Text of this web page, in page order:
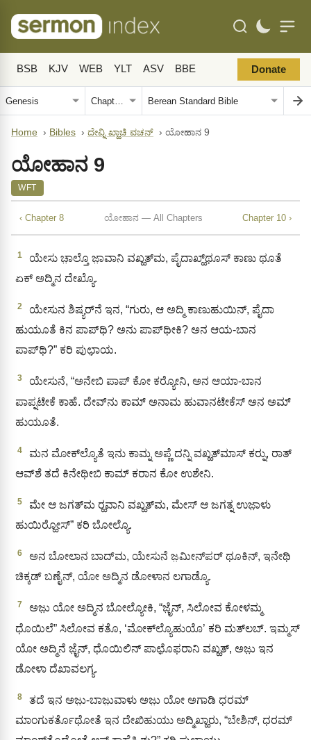
BSB KJV WEB YLT ASV BBE Donate
Home › Bibles › ದೇವ್ನಿ ಖ್ಹಾಚಿ ವಚನ್ › ಯೋಹಾನ 9
ಯೋಹಾನ 9
WFT
‹ Chapter 8 ಯೋಹಾನ — All Chapters Chapter 10 ›
1
ಯೇಸು ಚಾ಼ಲ್ತೊ ಜಾ಼ವಾನಿ ವಖ್ಹತ್‌ಮ, ಪೈದಾಖ್ಹ್‌ಥೂಸ್‌ ಕಾಣು ಥೂತೆ
ಏಕ್‌ ಅದ್ಮಿನ ದೇಖ್ಯೊ.
2
ಯೇಸುನ ಶಿಷ್ಯರ್‌ನೆ ಇನ, “ಗುರು, ಆ ಅದ್ಮಿ ಕಾಣುಹುಯಿನ್‌, ಪೈದಾ
ಹುಯೂತೆ ಕಿನ ಪಾಪ್‌ಥಿ? ಅನು ಪಾಪ್‌ಥೀಕಿ? ಅನ ಆಯ-ಬಾನ
ಪಾಪ್‌ಥಿ?” ಕರಿ ಪುಛಾ಼ಯ.
3
ಯೇಸುನೆ, “ಅನೇಬಿ ಪಾಪ್ ಕೋ ಕರ‍್ಯೋನಿ, ಅನ ಆಯಾ-ಬಾನ
ಪಾಪ್ನಟೇಕೆ ಕಾಹೆ. ದೇವ್‌ನು ಕಾಮ್ ಅನಾಮ ಹುವಾನಟೇಕೆಸ್‌ ಅನ ಅಮ್
ಹುಯೂತೆ.
4
ಮನ ಮೋಕ್‌ಲ್ಯೊತೆ ಇನು ಕಾಮ್ನ ಅಪ್ಣೆ ದನ್ನಿ ವಖ್ಹತ್‌ಮಾಸ್‌ ಕರ‍್ನು, ರಾತ್‌
ಆವ್‌ಶೆ ತದೆ ಕಿನೇಥೀಬಿ ಕಾಮ್ ಕರಾನ ಕೋ ಉಶೇನಿ.
5
ಮೇ ಆ ಜಗತ್‌ಮ ರ‍್ಹವಾನಿ ವಖ್ಹತ್‌ಮ, ಮೇಸ್ ಆ ಜಗತ್ನ ಉಜಾ಼ಳು
ಹುಯಿರ‍್ಹೋಸ್” ಕರಿ ಬೋಲ್ಯೊ.
6
ಅನ ಬೋಲಾನ ಬಾದ್‌ಮ, ಯೇಸುನೆ ಜ಼ಮೀನ್‌ಪರ್ ಥೂಕಿನ್, ಇನೇಥಿ
ಚಿಕ್ಕಡ್‌ ಬಣೈನ್, ಯೋ ಅದ್ಮಿನ ಡೋಳಾನ ಲಗಾಡ್ಯೊ.
7
ಅಜು಼ ಯೋ ಅದ್ಮಿನ ಬೋಲ್ಯೋಕಿ, “ಜೈ಼ನ್‌, ಸಿಲೋವ ಕೋಳಮ್ಮ
ಧೊಯಿಲೆ” ಸಿಲೋವ ಕತೊ, ‘ಮೋಕ್‌ಲ್ಯೊಹುಯೊ’ ಕರಿ ಮತ್‌ಲಬ್. ಇಮ್ಮಸ್
ಯೋ ಅದ್ಮಿನೆ ಜೈ಼ನ್, ಧೊಯಿಲಿನ್ ಪಾಛೊ಼ಫರಾನಿ ವಖ್ಹತ್, ಅಜು಼ ಇನ
ಡೋಳಾ ದೆಖಾವಲಗ್ಯ.
8
ತದೆ ಇನ ಅಜು಼-ಬಾಜು಼ವಾಳು ಅಜು಼ ಯೋ ಅಗಾಡಿ ಧರಮ್
ಮಾಂಗುಕರ್ತೊಥೋತೆ ಇನ ದೇಖಿಹುಯು ಅದ್ಮಿಖ್ಹಾರು, “ಬೇಶಿನ್, ಧರಮ್